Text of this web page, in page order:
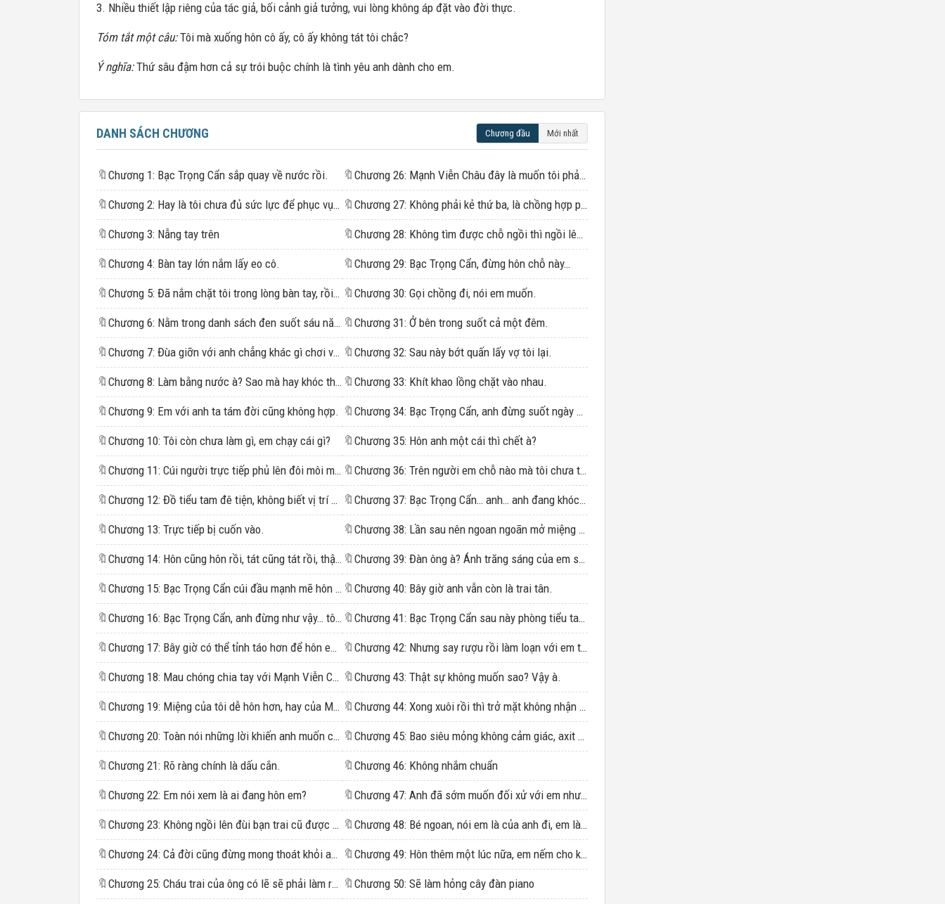
3. Nhiều thiết lập riêng của tác giả, bối cảnh giả tưởng, vui lòng không áp đặt vào đời thực.
Tóm tắt một câu:Tôi mà xuống hôn cô ấy, cô ấy không tát tôi chắc?
Ý nghĩa:Thứ sâu đậm hơn cả sự trói buộc chính là tình yêu anh dành cho em.
DANH SÁCH CHƯƠNG Chương đầu Mới nhất
🔖 Chương 1: Bạc Trọng Cẩn sắp quay về nước rồi.
🔖 Chương 2: Hay là tôi chưa đủ sức lực để phục vụ em trên giường
🔖 Chương 3: Nẫng tay trên
🔖 Chương 4: Bàn tay lớn nắm lấy eo cô.
🔖 Chương 5: Đã nắm chặt tôi trong lòng bàn tay, rồi lại không chút lưu tình mà một cước đá bay tôi đi
🔖 Chương 6: Nằm trong danh sách đen suốt sáu năm.
🔖 Chương 7: Đùa giỡn với anh chẳng khác gì chơi với chó.
🔖 Chương 8: Làm bằng nước à? Sao mà hay khóc thế.
🔖 Chương 9: Em với anh ta tám đời cũng không hợp.
🔖 Chương 10: Tôi còn chưa làm gì, em chạy cái gì?
🔖 Chương 11: Cúi người trực tiếp phủ lên đôi môi mềm.
🔖 Chương 12: Đồ tiểu tam đê tiện, không biết vị trí của mình.
🔖 Chương 13: Trực tiếp bị cuốn vào.
🔖 Chương 14: Hôn cũng hôn rồi, tát cũng tát rồi, thật sự không thích tôi sao?
🔖 Chương 15: Bạc Trọng Cẩn cúi đầu mạnh mẽ hôn xuống.
🔖 Chương 16: Bạc Trọng Cẩn, anh đừng như vậy… tôi sợ…
🔖 Chương 17: Bây giờ có thể tỉnh táo hơn để hôn em một lần.
🔖 Chương 18: Mau chóng chia tay với Mạnh Viễn Châu đi
🔖 Chương 19: Miệng của tôi dễ hôn hơn, hay của Mạnh Viễn Châu?
🔖 Chương 20: Toàn nói những lời khiến anh muốn chết.
🔖 Chương 21: Rõ ràng chính là dấu cắn.
🔖 Chương 22: Em nói xem là ai đang hôn em?
🔖 Chương 23: Không ngồi lên đùi bạn trai cũ được à?
🔖 Chương 24: Cả đời cũng đừng mong thoát khỏi anh.
🔖 Chương 25: Cháu trai của ông có lẽ sẽ phải làm ra vài chuyện trái với những lời răn dạy của tổ tiên rồi
🔖 Chương 26: Mạnh Viễn Châu đây là muốn tôi phải đội cái danh kẻ thứ ba lên đầu để cưới em rồi
🔖 Chương 27: Không phải kẻ thứ ba, là chồng hợp pháp
🔖 Chương 28: Không tìm được chỗ ngồi thì ngồi lên đầu anh đi.
🔖 Chương 29: Bạc Trọng Cẩn, đừng hôn chỗ này…
🔖 Chương 30: Gọi chồng đi, nói em muốn.
🔖 Chương 31: Ở bên trong suốt cả một đêm.
🔖 Chương 32: Sau này bớt quấn lấy vợ tôi lại.
🔖 Chương 33: Khít khao lồng chặt vào nhau.
🔖 Chương 34: Bạc Trọng Cẩn, anh đừng suốt ngày giở trò lưu manh.
🔖 Chương 35: Hôn anh một cái thì chết à?
🔖 Chương 36: Trên người em chỗ nào mà tôi chưa thấy.
🔖 Chương 37: Bạc Trọng Cẩn… anh… anh đang khóc sao?
🔖 Chương 38: Lần sau nên ngoan ngoãn mở miệng chờ.
🔖 Chương 39: Đàn ông à? Ánh trăng sáng của em sao?
🔖 Chương 40: Bây giờ anh vẫn còn là trai tân.
🔖 Chương 41: Bạc Trọng Cẩn sau này phòng tiểu tam ác lắm.
🔖 Chương 42: Nhưng say rượu rồi làm loạn với em thì vẫn dư sức.
🔖 Chương 43: Thật sự không muốn sao? Vậy à.
🔖 Chương 44: Xong xuôi rồi thì trở mặt không nhận người.
🔖 Chương 45: Bao siêu mỏng không cảm giác, axit hyaluronic cỡ lớn.
🔖 Chương 46: Không nhắm chuẩn
🔖 Chương 47: Anh đã sớm muốn đối xử với em như vậy.
🔖 Chương 48: Bé ngoan, nói em là của anh đi, em là của anh, nói mau
🔖 Chương 49: Hôn thêm một lúc nữa, em nếm cho kỹ.
🔖 Chương 50: Sẽ làm hỏng cây đàn piano